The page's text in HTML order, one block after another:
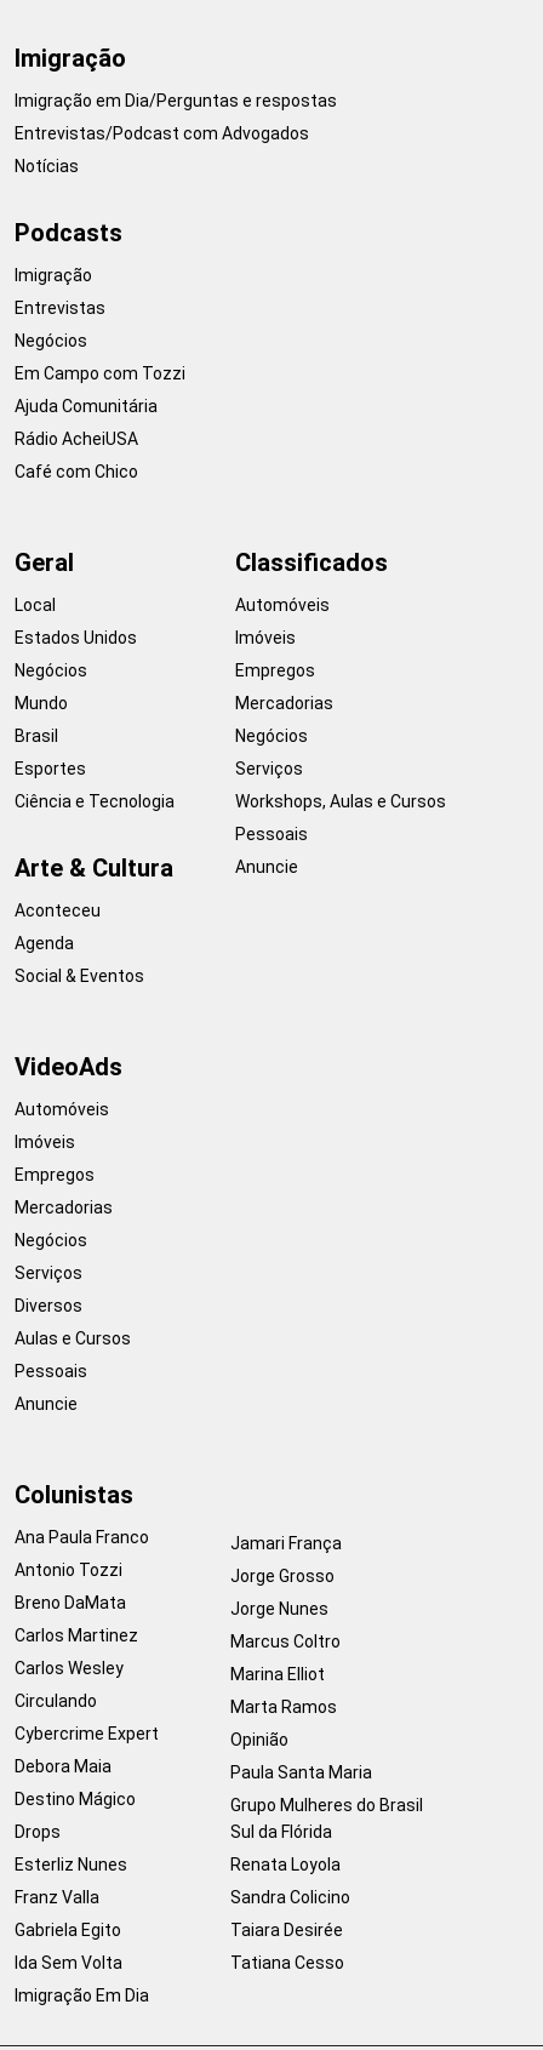
Imigração
Imigração em Dia/Perguntas e respostas
Entrevistas/Podcast com Advogados
Notícias
Podcasts
Imigração
Entrevistas
Negócios
Em Campo com Tozzi
Ajuda Comunitária
Rádio AcheiUSA
Café com Chico
Geral
Local
Estados Unidos
Negócios
Mundo
Brasil
Esportes
Ciência e Tecnologia
Arte & Cultura
Aconteceu
Agenda
Social & Eventos
Classificados
Automóveis
Imóveis
Empregos
Mercadorias
Negócios
Serviços
Workshops, Aulas e Cursos
Pessoais
Anuncie
VideoAds
Automóveis
Imóveis
Empregos
Mercadorias
Negócios
Serviços
Diversos
Aulas e Cursos
Pessoais
Anuncie
Colunistas
Ana Paula Franco
Antonio Tozzi
Breno DaMata
Carlos Martinez
Carlos Wesley
Circulando
Cybercrime Expert
Debora Maia
Destino Mágico
Drops
Esterliz Nunes
Franz Valla
Gabriela Egito
Ida Sem Volta
Imigração Em Dia
Jamari França
Jorge Grosso
Jorge Nunes
Marcus Coltro
Marina Elliot
Marta Ramos
Opinião
Paula Santa Maria
Grupo Mulheres do Brasil
Sul da Flórida
Renata Loyola
Sandra Colicino
Taiara Desirée
Tatiana Cesso